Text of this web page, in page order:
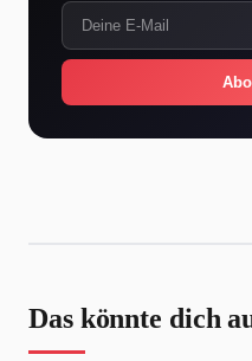
Das könnte dich